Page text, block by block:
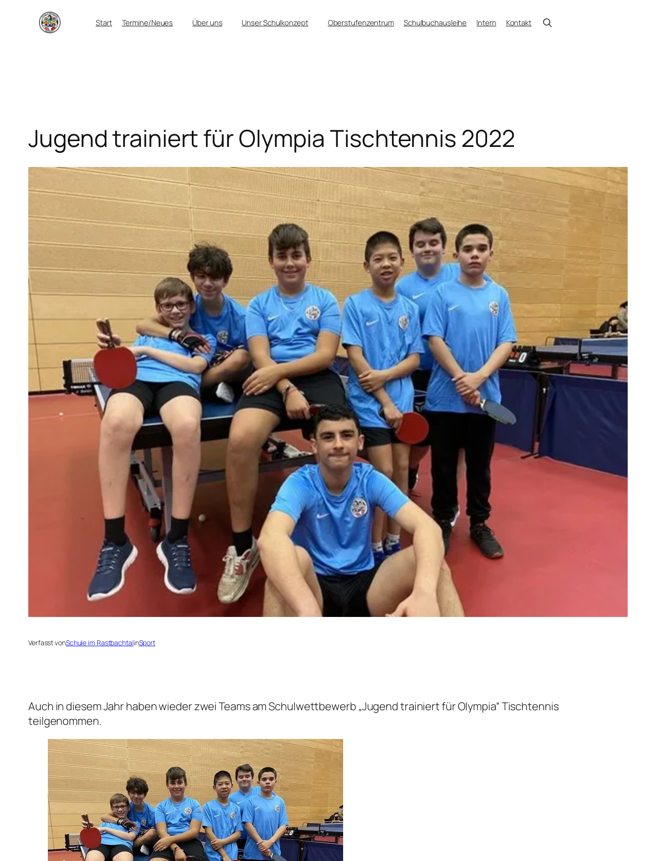
Start Termine/Neues Über uns Unser Schulkonzept Oberstufenzentrum Schulbuchausleihe Intern Kontakt
Jugend trainiert für Olympia Tischtennis 2022
Verfasst vonSchule im RastbachtalinSport
Auch in diesem Jahr haben wieder zwei Teams am Schulwettbewerb „Jugend trainiert für Olympia“ Tischtennis
teilgenommen.